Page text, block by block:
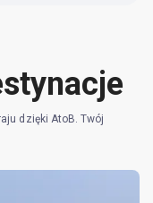
dzięki AtoB. Twój